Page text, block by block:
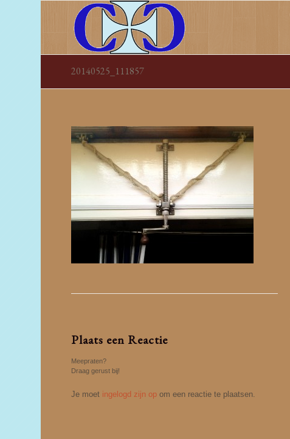
20140525_111857
Plaats een Reactie
Meepraten?
Draag gerust bij!
Je moet ingelogd zijn op om een reactie te plaatsen.